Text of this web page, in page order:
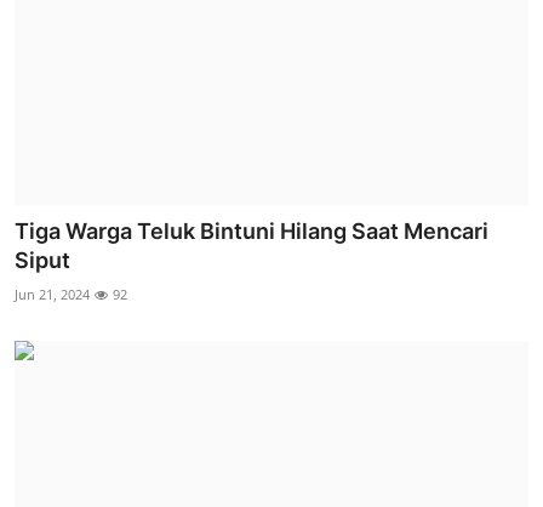
Tiga Warga Teluk Bintuni Hilang Saat Mencari
Siput
Jun 21, 2024 92